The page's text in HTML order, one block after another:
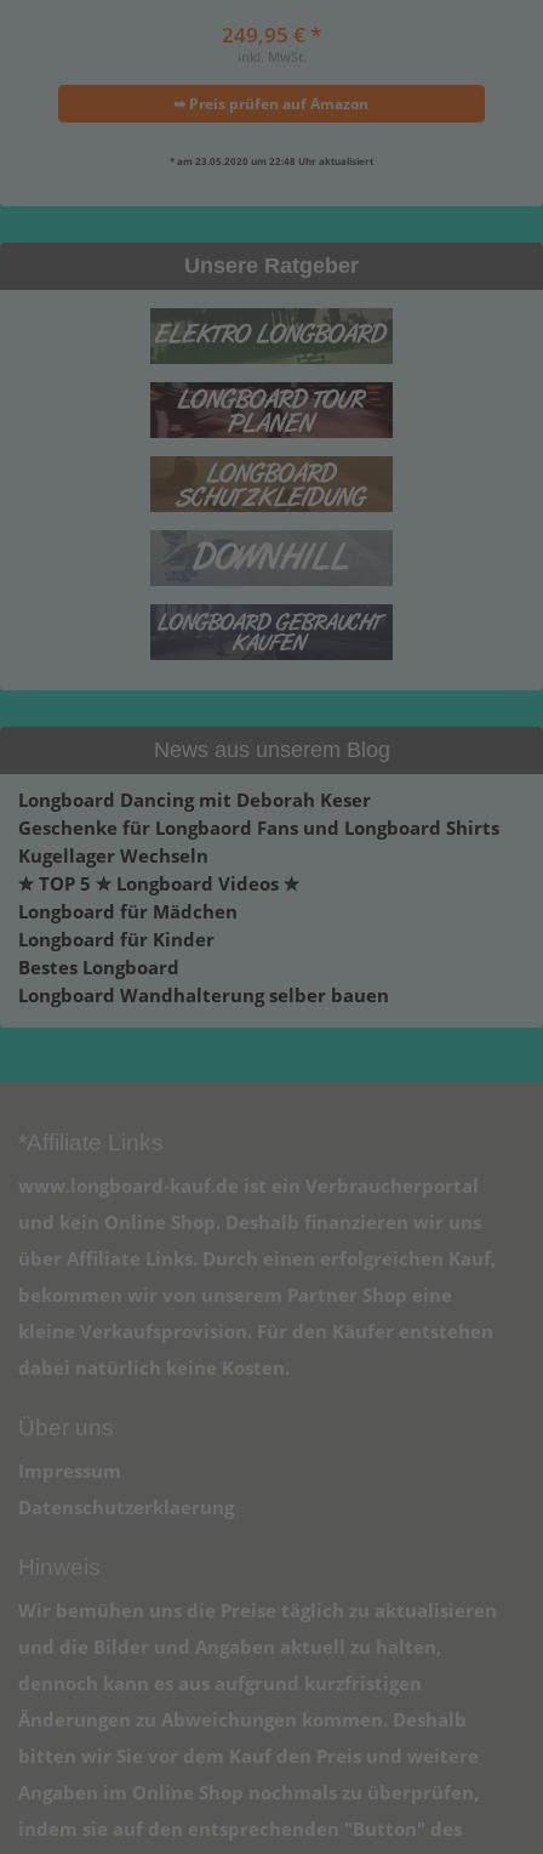
249,95 € *
inkl. MwSt.
➥ Preis prüfen auf Amazon
* am 23.05.2020 um 22:48 Uhr aktualisiert
Unsere Ratgeber
News aus unserem Blog
Longboard Dancing mit Deborah Keser
Geschenke für Longbaord Fans und Longboard Shirts
Kugellager Wechseln
✮ TOP 5 ✮ Longboard Videos ✮
Longboard für Mädchen
Longboard für Kinder
Bestes Longboard
Longboard Wandhalterung selber bauen
*Affiliate Links
www.longboard-kauf.de ist ein Verbraucherportal
und kein Online Shop. Deshalb finanzieren wir uns
über Affiliate Links. Durch einen erfolgreichen Kauf,
bekommen wir von unserem Partner Shop eine
kleine Verkaufsprovision. Für den Käufer entstehen
dabei natürlich keine Kosten.
Über uns
Impressum
Datenschutzerklaerung
Hinweis
Wir bemühen uns die Preise täglich zu aktualisieren
und die Bilder und Angaben aktuell zu halten,
dennoch kann es aus aufgrund kurzfristigen
Änderungen zu Abweichungen kommen. Deshalb
bitten wir Sie vor dem Kauf den Preis und weitere
Angaben im Online Shop nochmals zu überprüfen,
indem sie auf den entsprechenden "Button" des